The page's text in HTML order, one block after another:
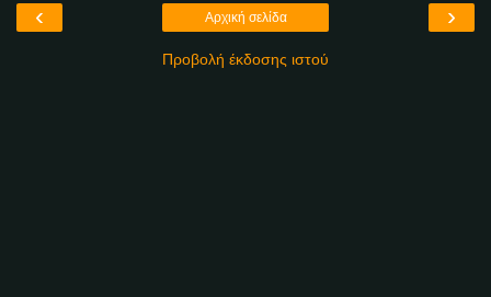
‹ ›
Αρχική σελίδα
Προβολή έκδοσης ιστού